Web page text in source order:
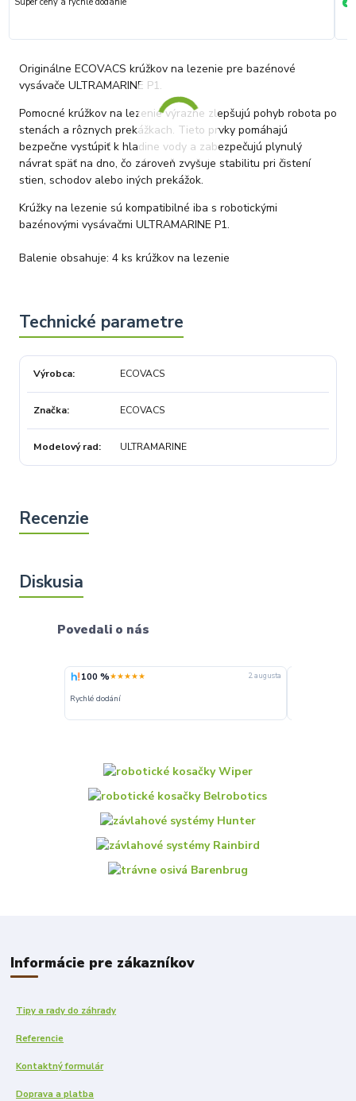
+
Originálne ECOVACS krúžkov na lezenie pre bazénové
vysávače ULTRAMARINE P1.
Pomocné krúžkov na lezenie výrazne zlepšujú pohyb robota po
stenách a rôznych prekážkach. Tieto prvky pomáhajú
bezpečne vystúpiť k hladine vody a zabezpečujú plynulý
návrat späť na dno, čo zároveň zvyšuje stabilitu pri čistení
stien, schodov alebo iných prekážok.
Krúžky na lezenie sú kompatibilné iba s robotickými
bazénovými vysávačmi ULTRAMARINE P1.
Balenie obsahuje: 4 ks krúžkov na lezenie
Výrobca ECOVACS
Značka ECOVACS
Modelový rad ULTRAMARINE
Povedali o nás
100 %★★★★★ 2. augusta
Rychlé dodání
Informácie pre zákazníkov
Tipy a rady do záhrady
Referencie
Kontaktný formulár
Doprava a platba